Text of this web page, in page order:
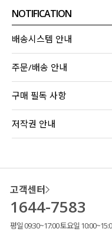
NOTIFICATION
배송시스템 안내
주문/배송 안내
구매 필독 사항
저작권 안내
고객센터
1644-7583
평일 09:30~17:00 토요일